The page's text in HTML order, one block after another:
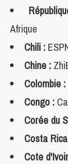
Afrique
Chili :
Chine :
Colombie :
Congo :
Corée du
Costa
Cote